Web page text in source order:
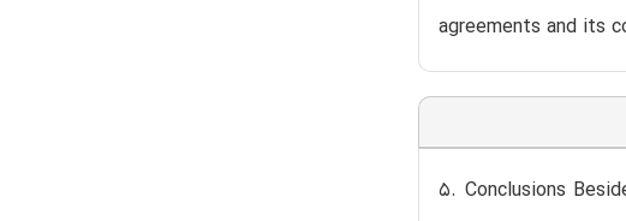
agreements and its
5. Conclusions